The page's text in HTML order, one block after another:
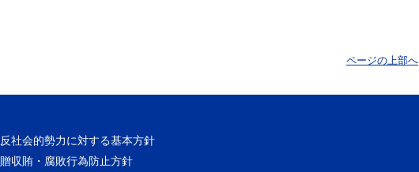
ページの上部へ
反社会的勢力に対する基本方針
贈収賄・腐敗行為防止方針